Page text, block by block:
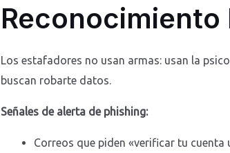
Reconocimiento
Los estafadores no usan armas: usan la
buscan robarte datos.
Señales de alerta de phishing:
Correos que piden «verificar tu cuenta